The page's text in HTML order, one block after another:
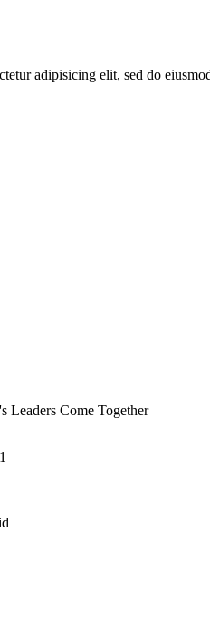
adipisicing elit, sed do
Leaders Come Together